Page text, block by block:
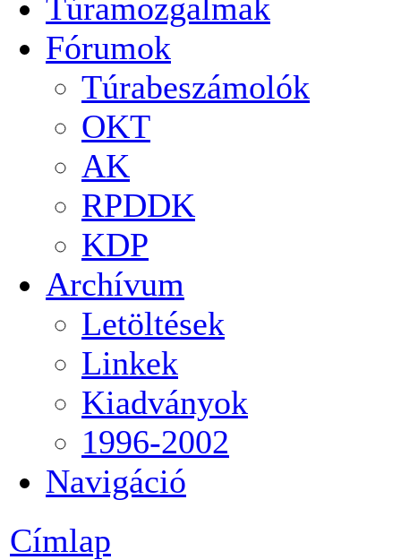
Túramozgalmak
Fórumok
Túrabeszámolók
OKT
AK
RPDDK
KDP
Archívum
Letöltések
Linkek
Kiadványok
1996-2002
Navigáció
Címlap